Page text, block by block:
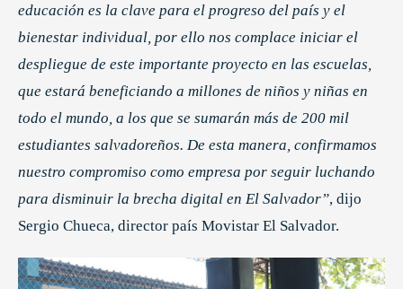
educación es la clave para el progreso del país y el
bienestar individual, por ello nos complace iniciar el
despliegue de este importante proyecto en las escuelas,
que estará beneficiando a millones de niños y niñas en
todo el mundo, a los que se sumarán más de 200 mil
estudiantes salvadoreños. De esta manera, confirmamos
nuestro compromiso como empresa por seguir luchando
para disminuir la brecha digital en El Salvador”, dijo
Sergio Chueca, director país Movistar El Salvador.